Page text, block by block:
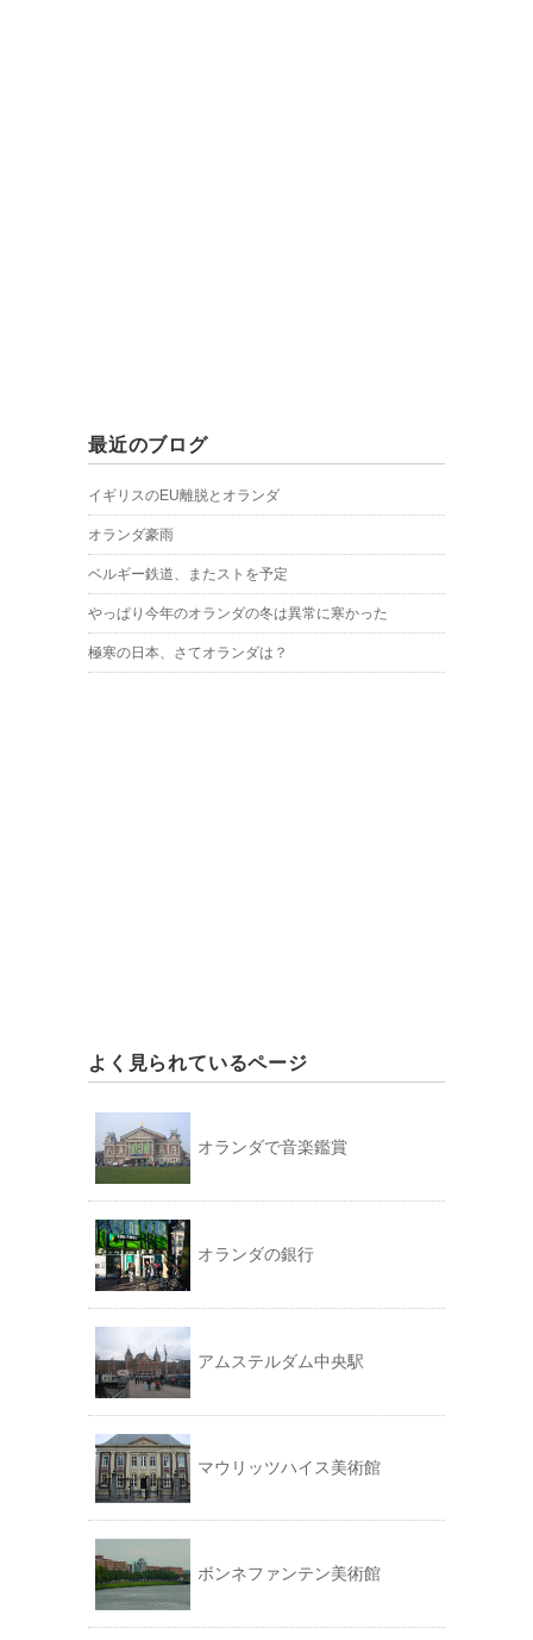
最近のブログ
イギリスのEU離脱とオランダ
オランダ豪雨
ベルギー鉄道、またストを予定
やっぱり今年のオランダの冬は異常に寒かった
極寒の日本、さてオランダは？
よく見られているページ
オランダで音楽鑑賞
オランダの銀行
アムステルダム中央駅
マウリッツハイス美術館
ボンネファンテン美術館